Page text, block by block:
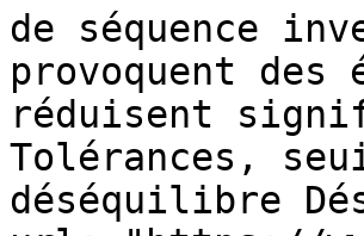
de séquence
provoquent des
réduisent
Tolérances,
déséquilibre